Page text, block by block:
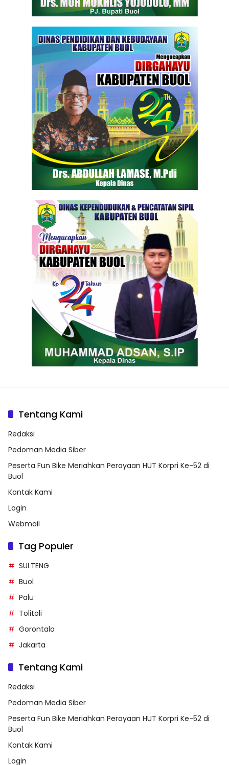
Tentang Kami
Redaksi
Pedoman Media Siber
Peserta Fun Bike Meriahkan Perayaan HUT Korpri Ke-52 di
Buol
Kontak Kami
Login
Webmail
Tag Populer
SULTENG
Buol
Palu
Tolitoli
Gorontalo
Jakarta
Tentang Kami
Redaksi
Pedoman Media Siber
Peserta Fun Bike Meriahkan Perayaan HUT Korpri Ke-52 di
Buol
Kontak Kami
Login